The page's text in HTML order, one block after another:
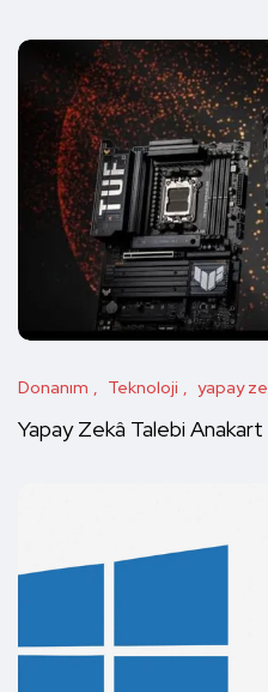
Donanım Teknoloji yapay
Yapay Zekâ Talebi Anakart